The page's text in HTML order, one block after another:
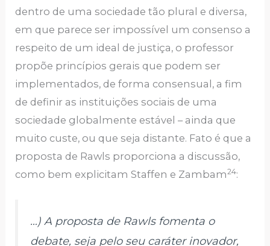
dentro de uma sociedade tão plural e diversa,
em que parece ser impossível um consenso a
respeito de um ideal de justiça, o professor
propõe princípios gerais que podem ser
implementados, de forma consensual, a fim
de definir as instituições sociais de uma
sociedade globalmente estável – ainda que
muito custe, ou que seja distante. Fato é que a
proposta de Rawls proporciona a discussão,
como bem explicitam Staffen e Zambam24:
…) A proposta de Rawls fomenta o
debate, seja pelo seu caráter inovador,